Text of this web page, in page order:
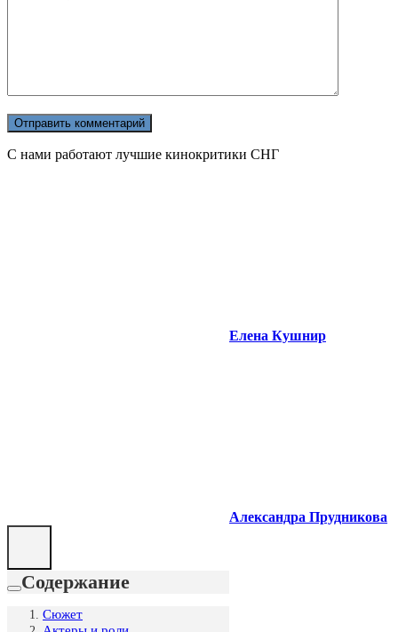
С нами работают лучшие кинокритики СНГ
Елена Кушнир
Александра Прудникова
Содержание
Сюжет